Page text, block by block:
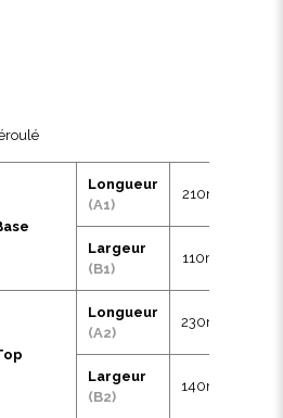
Longueur
(A1)
210mm
Largeur
(B1)
110mm
Longueur
(A2)
230mm
Largeur
(B2)
140mm